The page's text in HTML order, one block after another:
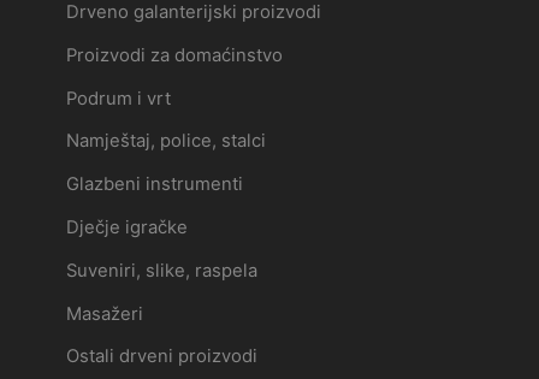
Drveno galanterijski proizvodi
Proizvodi za domaćinstvo
Podrum i vrt
Namještaj, police, stalci
Glazbeni instrumenti
Dječje igračke
Suveniri, slike, raspela
Masažeri
Ostali drveni proizvodi